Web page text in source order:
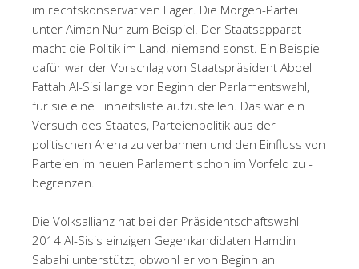
im rechtskonservativen Lager. Die Morgen-Partei
unter Aiman Nur zum Beispiel. Der Staatsapparat
macht die Politik im Land, niemand sonst. Ein Beispiel
dafür war der Vorschlag von Staatspräsident Abdel
Fattah Al-Sisi lange vor Beginn der Parlamentswahl,
für sie eine Einheitsliste aufzustellen. Das war ein
Versuch des Staates, Parteienpolitik aus der
politischen Arena zu verbannen und den Einfluss von
Parteien im neuen Parlament schon im Vorfeld zu ­
begrenzen.
Die Volksallianz hat bei der Präsidentschaftswahl
2014 Al-Sisis einzigen Gegenkandidaten Hamdin
Sabahi unterstützt, obwohl er von Beginn an